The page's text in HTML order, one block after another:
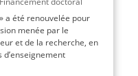
a été renouvelée pour
menée par le
et de la recherche, en